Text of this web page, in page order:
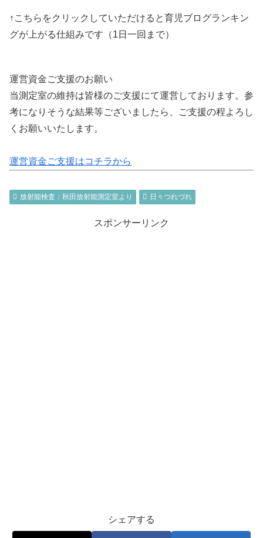
↑こちらをクリックしていただけると育児ブログランキン
グが上がる仕組みです（1日一回まで）
運営資金ご支援のお願い
当測定室の維持は皆様のご支援にて運営しております。参
考になりそうな結果等ございましたら、ご支援の程よろし
くお願いいたします。
運営資金ご支援はコチラから
放射能検査：秋田放射能測定室より 日々つれづれ
スポンサーリンク
シェアする